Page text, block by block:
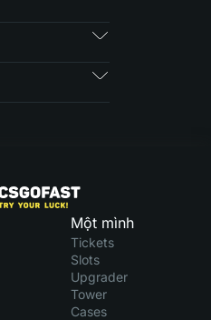
Một mình
Tickets
Slots
Upgrader
Tower
Cases